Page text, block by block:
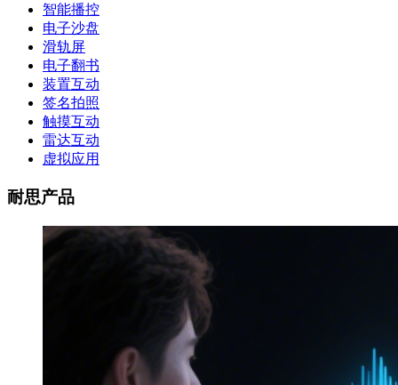
智能播控
电子沙盘
滑轨屏
电子翻书
装置互动
签名拍照
触摸互动
雷达互动
虚拟应用
耐思产品